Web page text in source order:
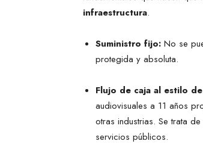
infraestructura.
Suministro fijo: No se
protegida y absoluta.
Flujo de caja al estilo
audiovisuales a 11 años
otras industrias. Se trata
servicios públicos.